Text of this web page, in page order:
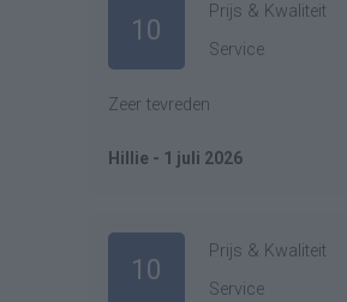
10
Prijs & Kwaliteit
Service
Zeer tevreden
Hillie - 1 juli 2026
10
Prijs & Kwaliteit
Service